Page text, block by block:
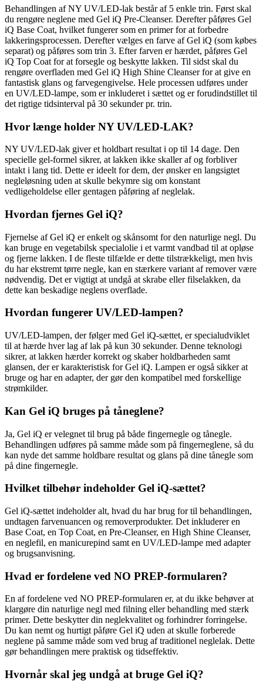
Behandlingen af NY UV/LED-lak består af 5 enkle trin. Først skal
du rengøre neglene med Gel iQ Pre-Cleanser. Derefter påføres Gel
iQ Base Coat, hvilket fungerer som en primer for at forbedre
lakkeringsprocessen. Derefter vælges en farve af Gel iQ (som købes
separat) og påføres som trin 3. Efter farven er hærdet, påføres Gel
iQ Top Coat for at forsegle og beskytte lakken. Til sidst skal du
rengøre overfladen med Gel iQ High Shine Cleanser for at give en
fantastisk glans og farvegengivelse. Hele processen udføres under
en UV/LED-lampe, som er inkluderet i sættet og er forudindstillet til
det rigtige tidsinterval på 30 sekunder pr. trin.
Hvor længe holder NY UV/LED-LAK?
NY UV/LED-lak giver et holdbart resultat i op til 14 dage. Den
specielle gel-formel sikrer, at lakken ikke skaller af og forbliver
intakt i lang tid. Dette er ideelt for dem, der ønsker en langsigtet
negleløsning uden at skulle bekymre sig om konstant
vedligeholdelse eller gentagen påføring af neglelak.
Hvordan fjernes Gel iQ?
Fjernelse af Gel iQ er enkelt og skånsomt for den naturlige negl. Du
kan bruge en vegetabilsk specialolie i et varmt vandbad til at opløse
og fjerne lakken. I de fleste tilfælde er dette tilstrækkeligt, men hvis
du har ekstremt tørre negle, kan en stærkere variant af remover være
nødvendig. Det er vigtigt at undgå at skrabe eller filselakken, da
dette kan beskadige neglens overflade.
Hvordan fungerer UV/LED-lampen?
UV/LED-lampen, der følger med Gel iQ-sættet, er specialudviklet
til at hærde hver lag af lak på kun 30 sekunder. Denne teknologi
sikrer, at lakken hærder korrekt og skaber holdbarheden samt
glansen, der er karakteristisk for Gel iQ. Lampen er også sikker at
bruge og har en adapter, der gør den kompatibel med forskellige
strømkilder.
Kan Gel iQ bruges på tåneglene?
Ja, Gel iQ er velegnet til brug på både fingernegle og tånegle.
Behandlingen udføres på samme måde som på fingerneglene, så du
kan nyde det samme holdbare resultat og glans på dine tånegle som
på dine fingernegle.
Hvilket tilbehør indeholder Gel iQ-sættet?
Gel iQ-sættet indeholder alt, hvad du har brug for til behandlingen,
undtagen farvenuancen og removerprodukter. Det inkluderer en
Base Coat, en Top Coat, en Pre-Cleanser, en High Shine Cleanser,
en neglefil, en manicurepind samt en UV/LED-lampe med adapter
og brugsanvisning.
Hvad er fordelene ved NO PREP-formularen?
En af fordelene ved NO PREP-formularen er, at du ikke behøver at
klargøre din naturlige negl med filning eller behandling med stærk
primer. Dette beskytter din neglekvalitet og forhindrer forringelse.
Du kan nemt og hurtigt påføre Gel iQ uden at skulle forberede
neglene på samme måde som ved brug af traditionel neglelak. Dette
gør behandlingen mere praktisk og tidseffektiv.
Hvornår skal jeg undgå at bruge Gel iQ?